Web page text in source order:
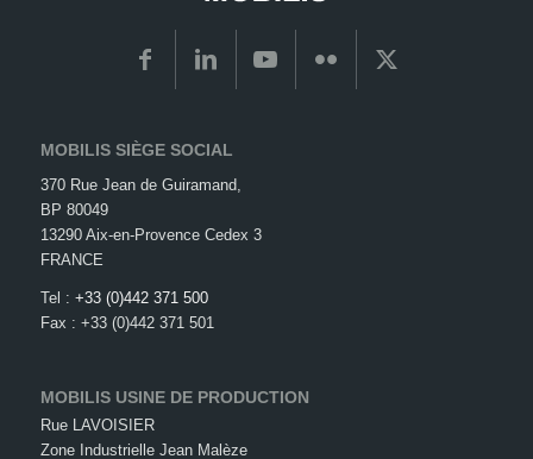
MOBILIS SIÈGE SOCIAL
370 Rue Jean de Guiramand,
BP 80049
13290 Aix-en-Provence Cedex 3
FRANCE
Tel : +33 (0)442 371 500
Fax : +33 (0)442 371 501
MOBILIS USINE DE PRODUCTION
Rue LAVOISIER
Zone Industrielle Jean Malèze